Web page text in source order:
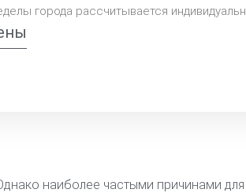
города рассчитывается
наиболее частыми причинами